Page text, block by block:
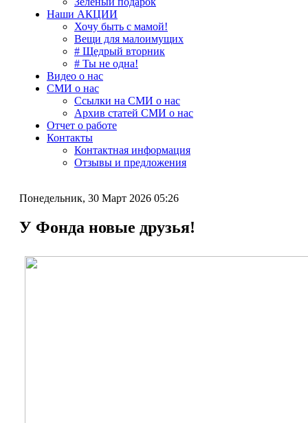
Наши АКЦИИ
Хочу быть с мамой!
Вещи для малоимущих
# Щедрый вторник
# Ты не одна!
Видео о нас
СМИ о нас
Ссылки на СМИ о нас
Архив статей СМИ о нас
Отчет о работе
Контакты
Контактная информация
Отзывы и предложения
Понедельник, 30 Март 2026 05:26
У Фонда новые друзья!